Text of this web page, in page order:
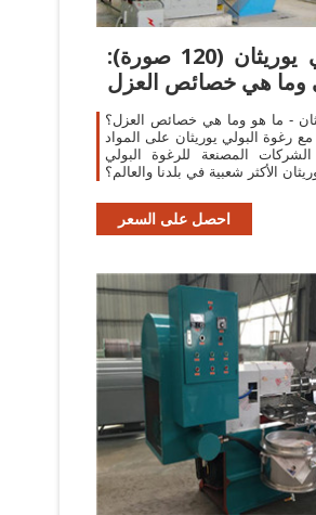
رغوة البولي يوريثان (120 صورة):
- ما هو وما هي خصائص العزل؟
رغوة البولي يوريثان على المواد
المصنعة للرغوة البولي
الأكثر شعبية في بلدنا والعالم؟
احصل على السعر